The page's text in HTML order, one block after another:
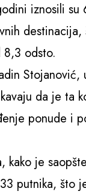
iznosili
8,3 odsto.
da je ta
ponude
kako je
putnika,